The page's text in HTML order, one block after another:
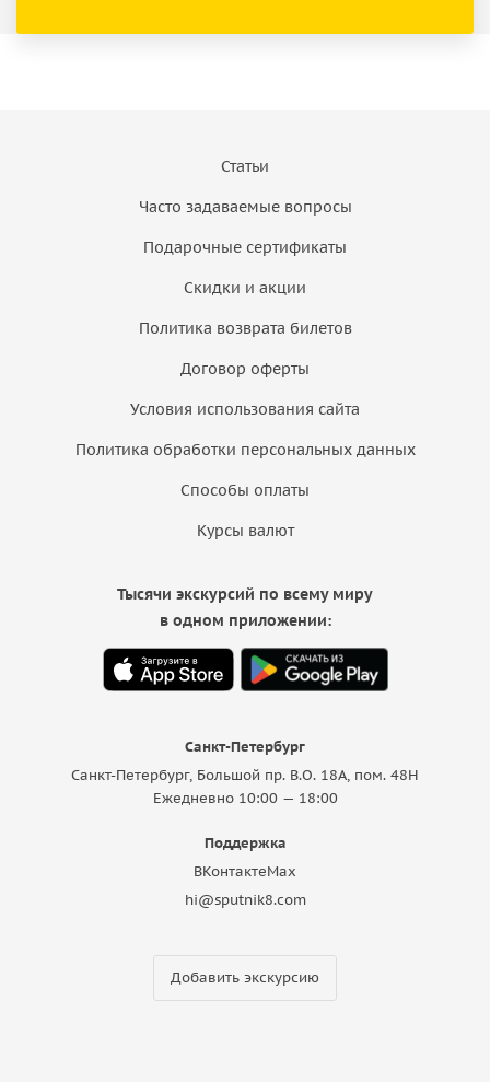
Статьи
Часто задаваемые вопросы
Подарочные сертификаты
Скидки и акции
Политика возврата билетов
Договор оферты
Условия использования сайта
Политика обработки персональных данных
Способы оплаты
Курсы валют
Санкт-Петербург
Санкт-Петербург, Большой пр. В.О. 18A, пом. 48Н
Ежедневно 10:00 — 18:00
Поддержка
ВКонтактеMax
hi@sputnik8.com
Добавить экскурсию
Тысячи экскурсий по всему миру
в одном приложении: